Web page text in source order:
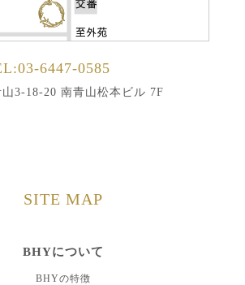
6447-0585
3-18-20 南青山松本ビル 7F
SITE MAP
BHYについて
BHYの特徴